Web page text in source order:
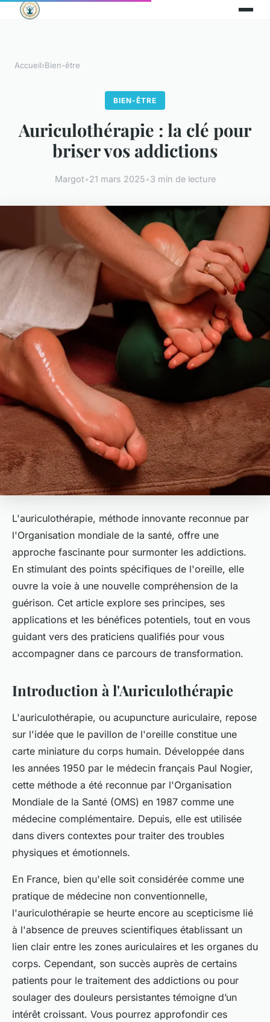
Accueil›Bien-être
BIEN-ÊTRE
Auriculothérapie : la clé pour
briser vos addictions
Margot•21 mars 2025•3 min de lecture
L'auriculothérapie, méthode innovante reconnue par
l'Organisation mondiale de la santé, offre une
approche fascinante pour surmonter les addictions.
En stimulant des points spécifiques de l'oreille, elle
ouvre la voie à une nouvelle compréhension de la
guérison. Cet article explore ses principes, ses
applications et les bénéfices potentiels, tout en vous
guidant vers des praticiens qualifiés pour vous
accompagner dans ce parcours de transformation.
Introduction à l'Auriculothérapie
L'auriculothérapie, ou acupuncture auriculaire, repose
sur l'idée que le pavillon de l'oreille constitue une
carte miniature du corps humain. Développée dans
les années 1950 par le médecin français Paul Nogier,
cette méthode a été reconnue par l'Organisation
Mondiale de la Santé (OMS) en 1987 comme une
médecine complémentaire. Depuis, elle est utilisée
dans divers contextes pour traiter des troubles
physiques et émotionnels.
En France, bien qu'elle soit considérée comme une
pratique de médecine non conventionnelle,
l'auriculothérapie se heurte encore au scepticisme lié
à l'absence de preuves scientifiques établissant un
lien clair entre les zones auriculaires et les organes du
corps. Cependant, son succès auprès de certains
patients pour le traitement des addictions ou pour
soulager des douleurs persistantes témoigne d’un
intérêt croissant. Vous pourrez approfondir ces